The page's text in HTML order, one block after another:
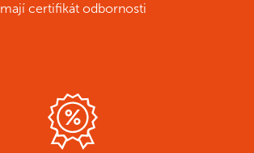
mají certifikát odbornosti